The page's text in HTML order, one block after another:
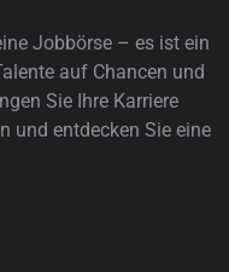
Jobbörse – es ist ein
auf Chancen und
Sie Ihre Karriere
und entdecken Sie eine